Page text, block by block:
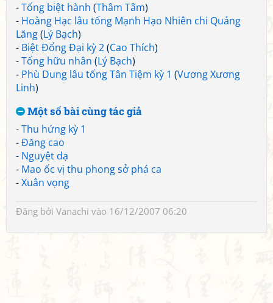
-Tống biệt hành (Thâm Tâm)
- Hoàng Hạc lâu tống Mạnh Hạo Nhiên chi Quảng
Lăng(Lý Bạch)
- Biệt Đổng Đại kỳ 2(Cao Thích)
-Tống hữu nhân (Lý Bạch)
- Phù Dung lâu tống Tân Tiệm kỳ 1 (Vương Xương
Linh)
Một số bài cùng tác giả
-Thu hứng kỳ 1
-Đăng cao
- Nguyệt dạ
- Mao ốc vị thu phong sở phá ca
-Xuân vọng
Đăng bởi Vanachi vào 16/12/2007 06:20